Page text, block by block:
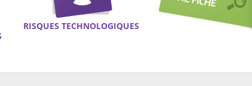
RISQUES TECHNOLOGIQUES